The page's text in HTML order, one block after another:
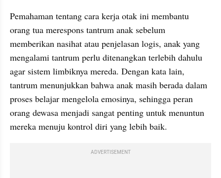
Pemahaman tentang cara kerja otak ini membantu
orang tua merespons tantrum anak sebelum
memberikan nasihat atau penjelasan logis, anak yang
mengalami tantrum perlu ditenangkan terlebih dahulu
agar sistem limbiknya mereda. Dengan kata lain,
tantrum menunjukkan bahwa anak masih berada dalam
proses belajar mengelola emosinya, sehingga peran
orang dewasa menjadi sangat penting untuk menuntun
mereka menuju kontrol diri yang lebih baik.
ADVERTISEMENT